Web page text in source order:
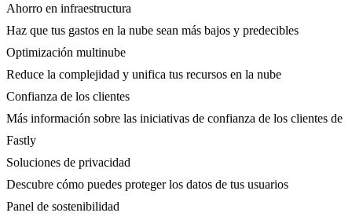
Ahorro en infraestructura
Haz que tus gastos en la nube sean más bajos y predecibles
Optimización multinube
Reduce la complejidad y unifica tus recursos en la nube
Confianza de los clientes
Más información sobre las iniciativas de confianza de los clientes de
Fastly
Soluciones de privacidad
Descubre cómo puedes proteger los datos de tus usuarios
Panel de sostenibilidad